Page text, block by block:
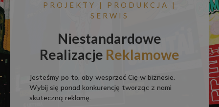
PROJEKTY | PRODUKCJA |
SERWIS
Niestandardowe
Realizacje Reklamowe
Jesteśmy po to, aby wesprzeć Cię w biznesie.
Wybij się ponad konkurencję tworząc z nami
skuteczną reklamę.